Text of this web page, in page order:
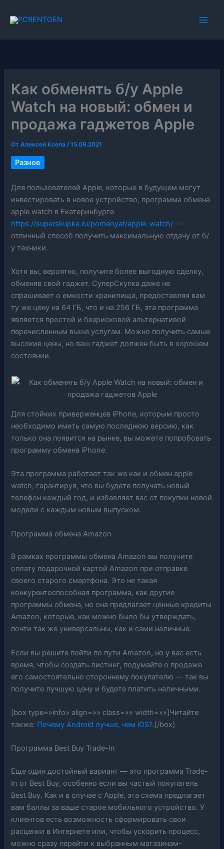
Как обменять б/у Apple
Watch на новый: обмен и
продажа гаджетов Apple
ОтАлексей Ксела/15.09.2021
Разное
Для пользователей Apple, которые в будущем могут
инвестировать в новое устройство, программа обмена
apple watch в Екатеринбурге
https://superskupka.ru/pomenyat/apple-watch/ —
отличный способ получить максимальную отдачу от б/
у техники.
Хотя вы, вероятно, получите более выгодную сделку,
обменяв свой гаджет. СуперСкупка даже не
спрашивает о емкости хранилища, предоставляя вам
ту же цену на 64 ГБ, что и на 256 ГБ, эта программа
является простой и безрисковой альтернативой
перечисленным выше услугам. Можно получить самые
высокие цены, но ваш гаджет должен быть в хорошем
состоянии.
Для стойких приверженцев iPhone, которым просто
необходимо иметь самую последнюю версию, как
только она появится на рынке, вы можете попробовать
программу обмена iPhone.
Эта программа работает так же как и обмен apple
watch, гарантируя, что вы будете получать новый
телефон каждый год, и избавляет вас от покупки новой
модели с каждым новым выпуском.
Программа обмена Amazon
В рамках программы обмена Amazon вы получите
оплату подарочной картой Amazon при отправке
своего старого смартфона. Это не такая
конкурентоспособная программа, как другие
программы обмена, но она предлагает ценные кредиты
Amazon, которые, как можно было бы утверждать,
почти так же универсальны, как и сами наличные.
Если вы решите пойти по пути Amazon, но у вас есть
время, чтобы создать листинг, подумайте о продаже
его самостоятельно стороннему покупателю — так вы
получите лучшую цену и будете платить наличными.
[box type=»info» align=»» class=»» width=»»]Читайте
также: Почему Android лучше, чем iOS?.[/box]
Программа Best Buy Trade-In
Еще один достойный вариант — это программа Trade-
In от Best Buy, особенно если вы частый покупатель
Best Buy. Как и в случае с Apple, эта схема предлагает
вам баллы за ваше старое мобильного устройство. У
клиентов есть возможность сформировать свои
расценки в Интернете или, чтобы ускорить процесс,
можно сразу перейти к выбранным магазинам-